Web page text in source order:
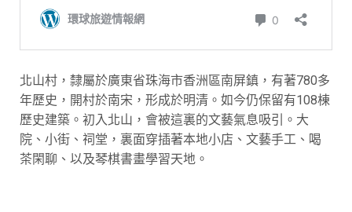
北山村，隸屬於廣東省珠海市香洲區南屏鎮，有著780多
年歷史，開村於南宋，形成於明清。如今仍保留有108棟
歷史建築。初入北山，會被這裏的文藝氣息吸引。大
院、小街、祠堂，裏面穿插著本地小店、文藝手工、喝
茶閑聊、以及琴棋書畫學習天地。